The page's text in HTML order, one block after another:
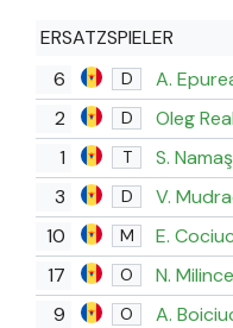
ERSATZSPIELER
6
D A.
2 D Oleg
1 T S.
3 D V.
10 M E. Cociuc
17 O N.
9 O
A.